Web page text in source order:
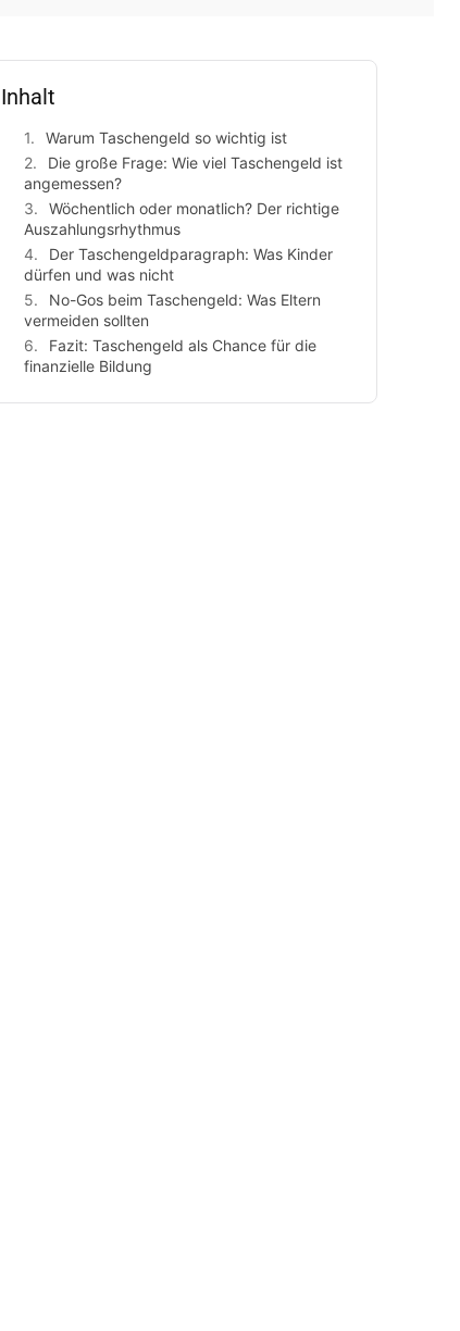
Inhalt
Warum Taschengeld so wichtig ist
Die große Frage: Wie viel Taschengeld ist
angemessen?
Wöchentlich oder monatlich? Der richtige
Auszahlungsrhythmus
Der Taschengeldparagraph: Was Kinder
dürfen und was nicht
No-Gos beim Taschengeld: Was Eltern
vermeiden sollten
Fazit: Taschengeld als Chance für die
finanzielle Bildung